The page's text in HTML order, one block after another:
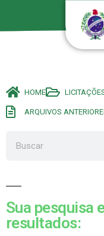
HOME
ARQUIVOS
Sua pesquisa
resultados: